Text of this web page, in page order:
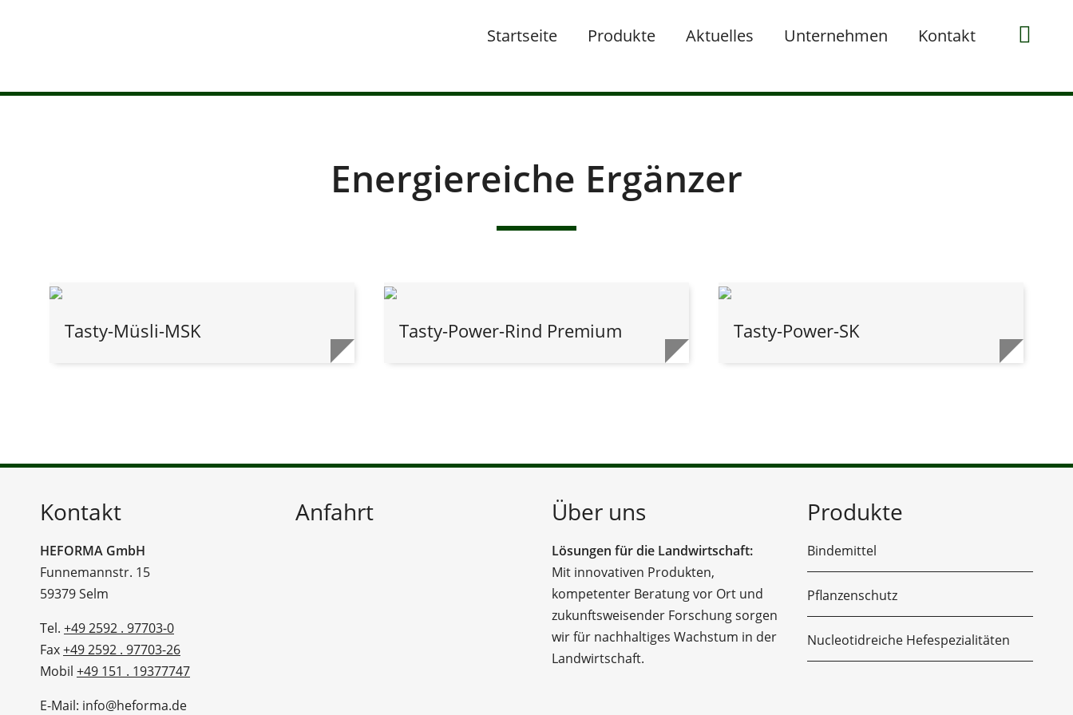
Startseite Produkte Aktuelles Unternehmen Kontakt
Energiereiche Ergänzer
Tasty-Müsli-MSK Tasty-Power-Rind Premium Tasty-Power-SK
Kontakt
HEFORMA GmbH
Funnemannstr. 15
59379 Selm
Tel. +49 2592 . 97703-0
Fax+49 2592 . 97703-26
Mobil +49 151 . 19377747
E-Mail: info@heforma.de
Anfahrt Über uns
Lösungen für die Landwirtschaft:
Mit innovativen Produkten,
kompetenter Beratung vor Ort und
zukunftsweisender Forschung sorgen
wir für nachhaltiges Wachstum in der
Landwirtschaft.
Produkte
Bindemittel
Pflanzenschutz
Nucleotidreiche Hefespezialitäten